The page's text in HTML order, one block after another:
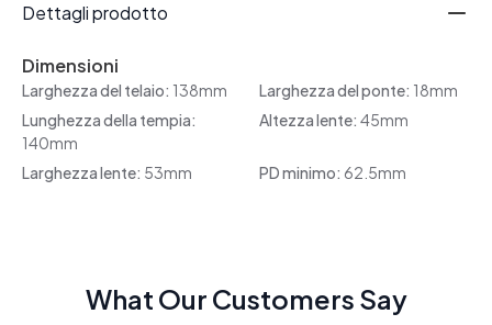
Dettagli prodotto
Dimensioni
Larghezza del telaio: 138mm Larghezza del ponte: 18mm
Lunghezza della tempia:
140mm
Altezza lente: 45mm
Larghezza lente: 53mm PD minimo: 62.5mm
What Our Customers Say